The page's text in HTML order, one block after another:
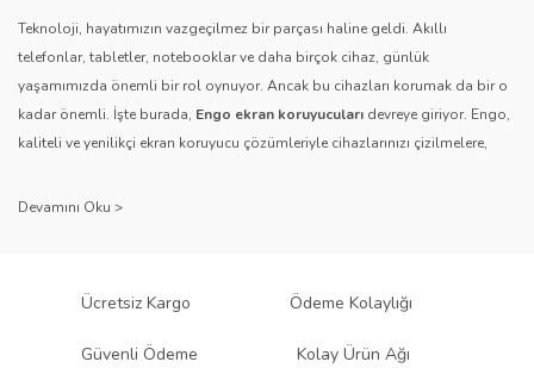
Teknoloji, hayatımızın vazgeçilmez bir parçası haline geldi. Akıllı
telefonlar, tabletler, notebooklar ve daha birçok cihaz, günlük
yaşamımızda önemli bir rol oynuyor. Ancak bu cihazları korumak da bir o
kadar önemli. İşte burada, Engo ekran koruyucuları devreye giriyor. Engo,
kaliteli ve yenilikçi ekran koruyucu çözümleriyle cihazlarınızı çizilmelere,
sağlıyor.
Engo ekran koruyucuları
, uzun yıllara dayanan tecrübesi ve teknolojiye
ürününü titiz bir kalite kontrol sürecinden geçirir. Kullanıcı dostu tasarımı
Ücretsiz Kargo Ödeme Kolaylığı
Güvenli Ödeme Kolay Ürün Ağı